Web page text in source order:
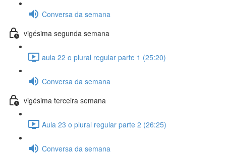
Conversa da semana
vigésima segunda semana
aula 22 o plural regular parte 1 (25:20)
Conversa da semana
vigésima terceira semana
Aula 23 o plural regular parte 2 (26:25)
Conversa da semana